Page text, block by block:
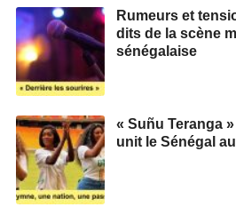
Rumeurs et
dits de la scène
sénégalaise
« Suñu Teranga
unit le Sénégal